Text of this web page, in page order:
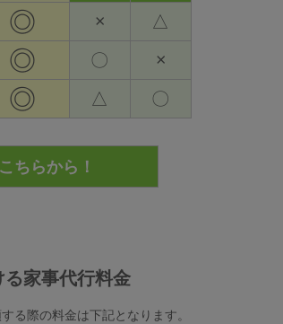
◎ × △
◎ 〇 ×
◎ △ 〇
家事代行料金
る際の料金は下記となります。